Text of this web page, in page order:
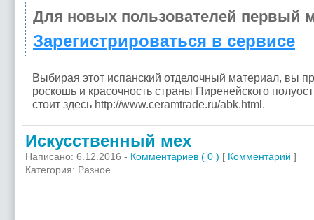
Для новых пользователей первый
Зарегистрироваться в сервисе
Выбирая этот испанский отделочный материал, вы
роскошь и красочность страны Пиренейского
стоит здесь http://www.ceramtrade.ru/abk.html.
Искусственный мех
Написано: 6.12.2016 - Комментариев ( 0 ) [ Комментарий ]
Категория: Разное